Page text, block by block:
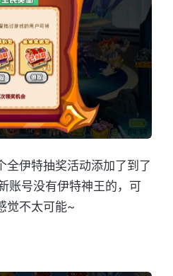
全伊特抽奖活动添加了到了
账号没有伊特神王的，可
觉不太可能~